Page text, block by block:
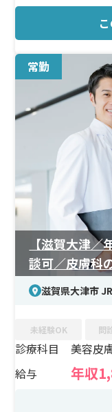
＜メイン施術＞
トライビームレ
青除去
Vビーム／YAGシ
トスキン／ダーマ
ボトックス／ヒア
Ultimate
白玉注射／プラセ
メイク／AGA
二重埋没／下眼
眉下切開／目頭
人中短縮／小鼻縮
＜待遇＞
高年収を想定し
り。
常勤
【滋賀大津
談可／皮膚科
滋賀県大津市
未経験OK 問
診療科目
美容皮
給与
年収